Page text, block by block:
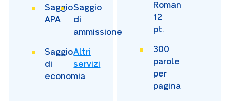
Saggio
APA
Saggio
di
ammissione
Saggio
di
economia
Altri
servizi
Roman
12
pt.
300
parole
per
pagina